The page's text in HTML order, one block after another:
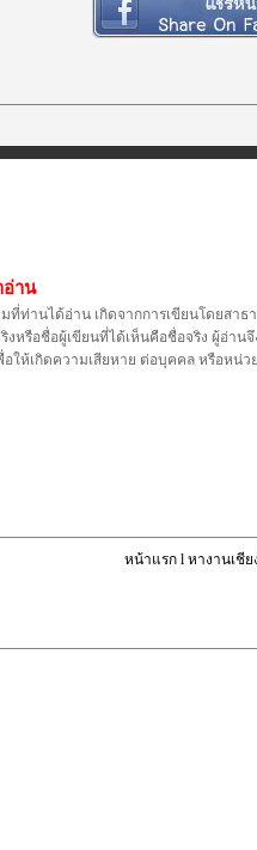
าน
ที่ท่านได้อ่าน เกิดจากการเขียนโดยสา
งหรือชื่อผู้เขียนที่ได้เห็นคือชื่อจริง ผู้อ่า
อให้เกิดความเสียหาย ต่อบุคคล หรือหน่
หน้าแรกl หางานเชีย